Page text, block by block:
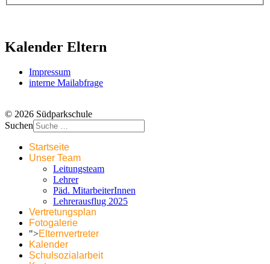
Kalender Eltern
Impressum
interne Mailabfrage
© 2026 Südparkschule
Suchen
Startseite
Unser Team
Leitungsteam
Lehrer
Päd. MitarbeiterInnen
Lehrerausflug 2025
Vertretungsplan
Fotogalerie
">Elternvertreter
Kalender
Schulsozialarbeit